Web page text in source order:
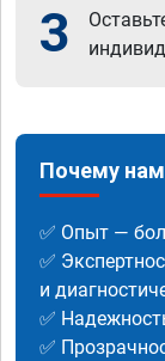
3
Почему
✅ Опыт —
✅
и
✅
✅